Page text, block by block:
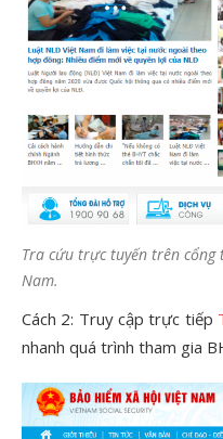
Tra cứu trực tuyến trên cổng
Nam.
Cách 2: Truy cập trực tiếp
nhanh quá trình tham gia